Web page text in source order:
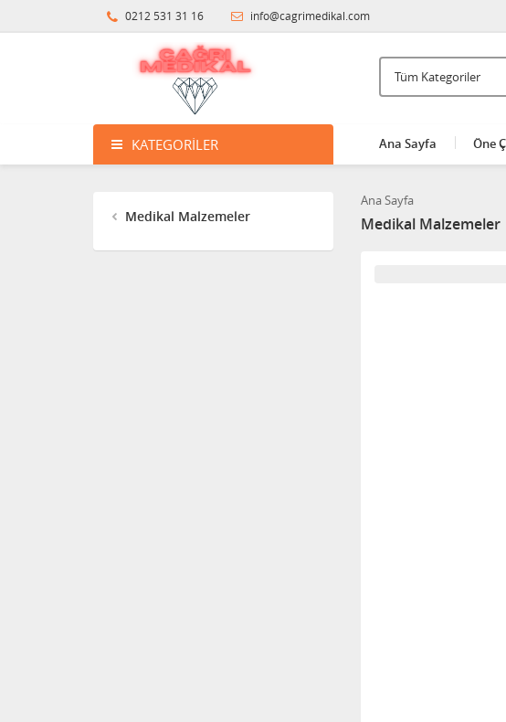
0212 531 31 16 info@cagrimedikal.com
KATEGORILER Ana Sayfa Öne
Medikal Malzemeler
Ana Sayfa
Medikal Malzemeler